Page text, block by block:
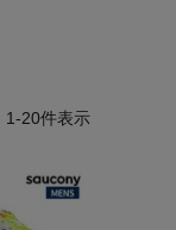
1-20件表示